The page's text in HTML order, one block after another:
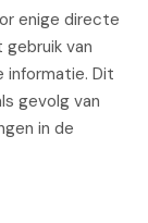
enige directe
van
informatie. Dit
gevolg van
in de